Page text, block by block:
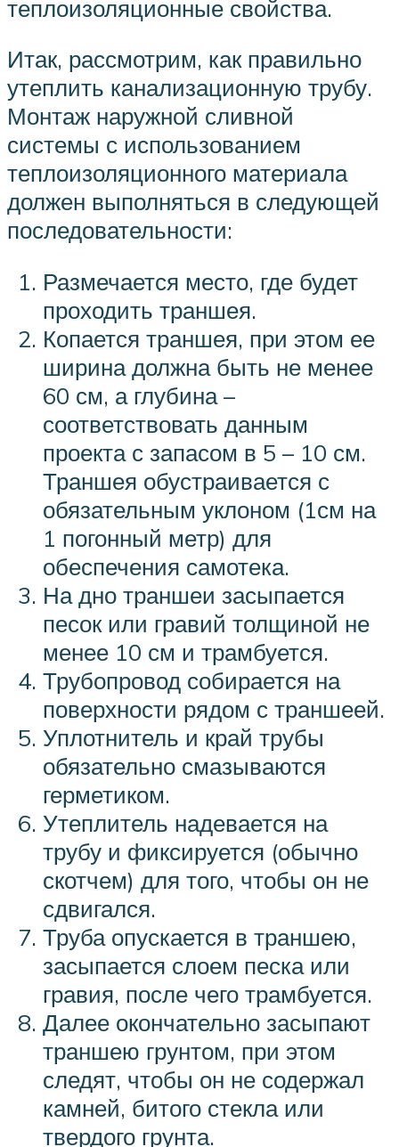
теплоизоляционные свойства.
Итак, рассмотрим, как правильно
утеплить канализационную трубу.
Монтаж наружной сливной
системы с использованием
теплоизоляционного материала
должен выполняться в следующей
последовательности:
Размечается место, где будет
проходить траншея.
Копается траншея, при этом ее
ширина должна быть не менее
60 см, а глубина –
соответствовать данным
проекта с запасом в 5 – 10 см.
Траншея обустраивается с
обязательным уклоном (1см на
1 погонный метр) для
обеспечения самотека.
На дно траншеи засыпается
песок или гравий толщиной не
менее 10 см и трамбуется.
Трубопровод собирается на
поверхности рядом с траншеей.
Уплотнитель и край трубы
обязательно смазываются
герметиком.
Утеплитель надевается на
трубу и фиксируется (обычно
скотчем) для того, чтобы он не
сдвигался.
Труба опускается в траншею,
засыпается слоем песка или
гравия, после чего трамбуется.
Далее окончательно засыпают
траншею грунтом, при этом
следят, чтобы он не содержал
камней, битого стекла или
твердого грунта.